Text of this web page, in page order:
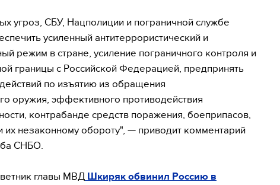
угроз, СБУ, Нацполиции и пограничной службе
усиленный антитеррористический и
режим в стране, усиление пограничного контроля и
границы с Российской Федерацией, предпринять
по изъятию из обращения
оружия, эффективного противодействия
контрабанде средств поражения, боеприпасов,
их незаконному обороту", — приводит комментарий
СНБО.
главы МВД Шкиряк обвинил Россию в